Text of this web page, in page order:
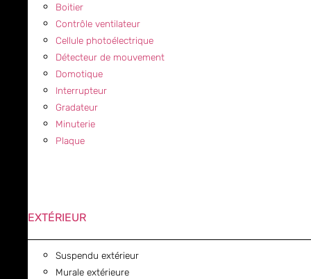
Boitier
Contrôle ventilateur
Cellule photoélectrique
Détecteur de mouvement
Domotique
Interrupteur
Gradateur
Minuterie
Plaque
EXTÉRIEUR
Suspendu extérieur
Murale extérieure